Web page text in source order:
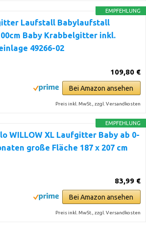
EMPFEHLUNG
Laufstall Babylaufstall
Baby Krabbelgitter inkl.
49266-02
109,80 €
Bei Amazon ansehen
Preis inkl. MwSt., zzgl. Versandkosten
EMPFEHLUNG
WILLOW XL Laufgitter Baby ab 0-
große Fläche 187 x 207 cm
83,99 €
Bei Amazon ansehen
Preis inkl. MwSt., zzgl. Versandkosten